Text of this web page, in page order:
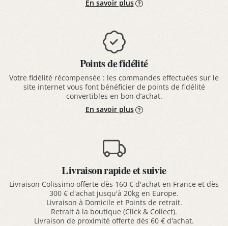
En savoir plus
Points de fidélité
Votre fidélité récompensée : les commandes effectuées sur le
site internet vous font bénéficier de points de fidélité
convertibles en bon d’achat.
En savoir plus
Livraison rapide et suivie
Livraison Colissimo offerte dès 160 € d'achat en France et dès
300 € d'achat jusqu'à 20kg en Europe.
Livraison à Domicile et Points de retrait.
Retrait à la boutique (Click & Collect).
Livraison de proximité offerte dès 60 € d'achat.